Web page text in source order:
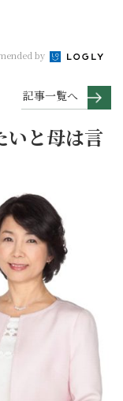
by
記事一覧へ
いと母は言